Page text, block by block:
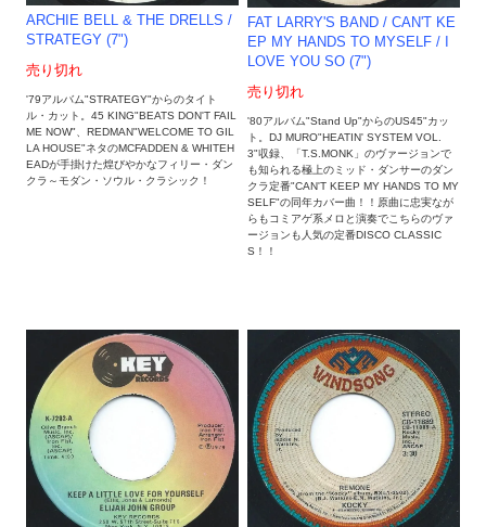
ARCHIE BELL & THE DRELLS /
STRATEGY (7")
売り切れ
'79アルバム"STRATEGY"からのタイト
ル・カット。45 KING"BEATS DON'T FAIL
ME NOW"、REDMAN"WELCOME TO GIL
LA HOUSE"ネタのMCFADDEN & WHITEH
EADが手掛けた煌びやかなフィリー・ダン
クラ～モダン・ソウル・クラシック！
FAT LARRY'S BAND / CAN'T KE
EP MY HANDS TO MYSELF / I
LOVE YOU SO (7")
売り切れ
'80アルバム"Stand Up"からのUS45"カッ
ト。DJ MURO"HEATIN' SYSTEM VOL.
3"収録、「T.S.MONK」のヴァージョンで
も知られる極上のミッド・ダンサーのダン
クラ定番"CAN'T KEEP MY HANDS TO MY
SELF"の同年カバー曲！！原曲に忠実なが
らもコミアゲ系メロと演奏でこちらのヴァ
ージョンも人気の定番DISCO CLASSIC
S！！